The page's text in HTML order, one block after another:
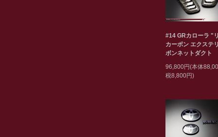
#14 GRカローラ "
カーボン エクステ
ボンネットダクト
96,800円(本体
税8,800円)